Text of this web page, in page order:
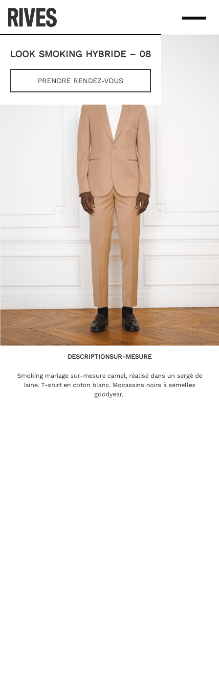
content
LOOK SMOKING HYBRIDE – 08
PRENDRE RENDEZ-VOUS
DESCRIPTIONSUR-MESURE
Smoking mariage sur-mesure camel, réalisé dans un sergé de
laine. T-shirt en coton blanc. Mocassins noirs à semelles
goodyear.